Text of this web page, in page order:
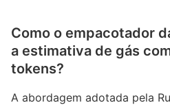
Como o empacotador
a estimativa de gás
tokens?
A abordagem adotada pela